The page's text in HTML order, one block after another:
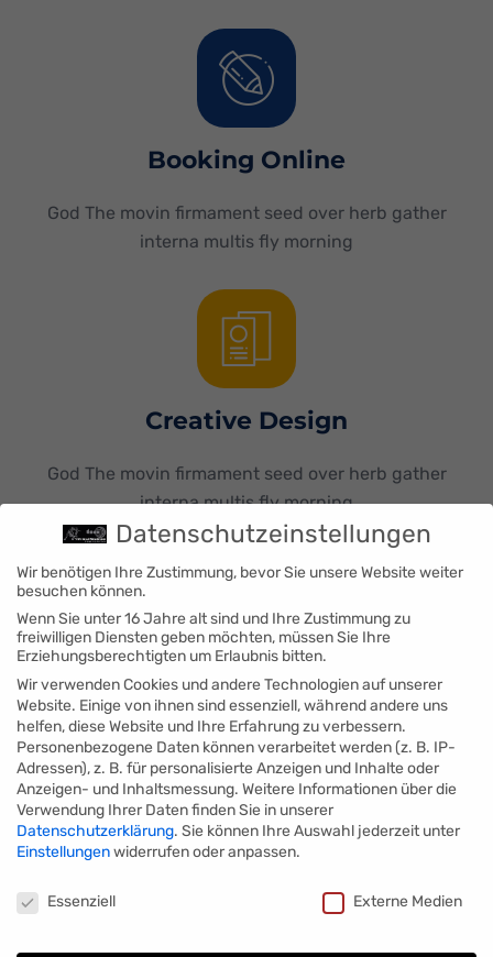
Booking Online
God The movin firmament seed over herb gather
interna multis fly morning
Creative Design
God The movin firmament seed over herb gather
interna multis fly morning
Start Printing
God The movin firmament seed over herb gather
interna multis fly morning
Design Guideline
Datenschutzeinstellungen
Wir benötigen Ihre Zustimmung, bevor Sie unsere Website weiter
besuchen können.
Wenn Sie unter 16 Jahre alt sind und Ihre Zustimmung zu
freiwilligen Diensten geben möchten, müssen Sie Ihre
Erziehungsberechtigten um Erlaubnis bitten.
Wir verwenden Cookies und andere Technologien auf unserer
Website. Einige von ihnen sind essenziell, während andere uns
helfen, diese Website und Ihre Erfahrung zu verbessern.
Personenbezogene Daten können verarbeitet werden (z. B. IP-
Adressen), z. B. für personalisierte Anzeigen und Inhalte oder
Anzeigen- und Inhaltsmessung. Weitere Informationen über die
Verwendung Ihrer Daten finden Sie in unserer
Datenschutzerklärung. Sie können Ihre Auswahl jederzeit unter
Einstellungenwiderrufen oder anpassen.
Essenziell
Externe Medien